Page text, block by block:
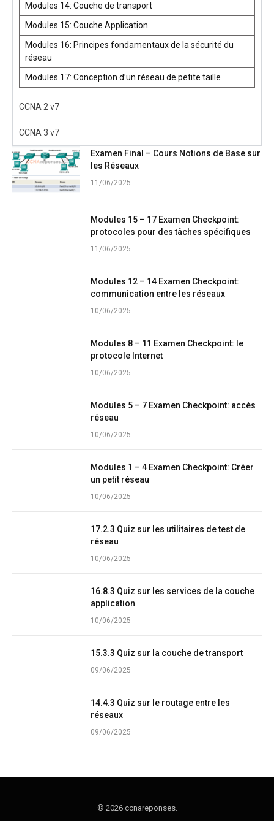
Modules 14: Couche de transport
Modules 15: Couche Application
Modules 16: Principes fondamentaux de la sécurité du
réseau
Modules 17: Conception d’un réseau de petite taille
CCNA 2 v7
CCNA 3 v7
Examen Final – Cours Notions de Base sur
les Réseaux
11/06/2025
Modules 15 – 17 Examen Checkpoint:
protocoles pour des tâches spécifiques
11/06/2025
Modules 12 – 14 Examen Checkpoint:
communication entre les réseaux
10/06/2025
Modules 8 – 11 Examen Checkpoint: le
protocole Internet
10/06/2025
Modules 5 – 7 Examen Checkpoint: accès
réseau
10/06/2025
Modules 1 – 4 Examen Checkpoint: Créer
un petit réseau
10/06/2025
17.2.3 Quiz sur les utilitaires de test de
réseau
10/06/2025
16.8.3 Quiz sur les services de la couche
application
10/06/2025
15.3.3 Quiz sur la couche de transport
09/06/2025
14.4.3 Quiz sur le routage entre les
réseaux
09/06/2025
© 2026 ccnareponses.